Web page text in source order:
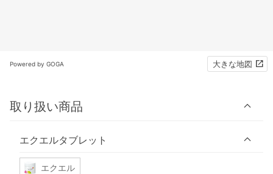
Powered by GOGA 大きな地図
取り扱い商品
エクエルタブレット
エクエル